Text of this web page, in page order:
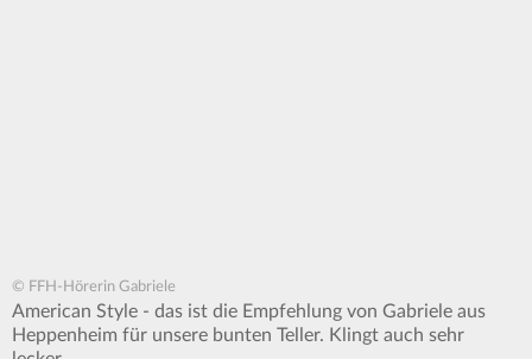
© FFH-Hörerin Gabriele
American Style - das ist die Empfehlung von Gabriele aus
Heppenheim für unsere bunten Teller. Klingt auch sehr